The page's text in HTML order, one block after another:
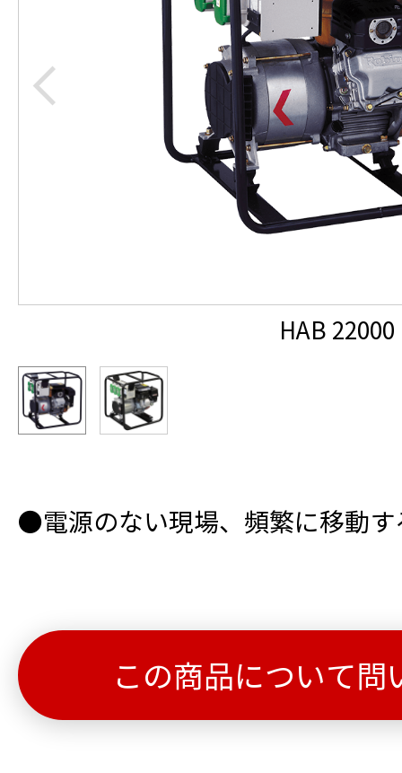
HAB 22000
●電源のない現場、頻繁に移動す
この商品について問